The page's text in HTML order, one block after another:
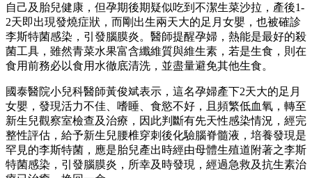
自己及胎兒健康，但孕期後期疑似吃到不潔生菜沙拉，產後1-
2天即出現發燒症狀，而剛出生兩天大的足月女嬰，也被確診
李斯特菌感染，引發腦膜炎。醫師提醒孕婦，熱能是最好的殺
菌工具，雖然青菜水果富含纖維質與維生素，若是生食，則在
食用前務必以食用水徹底清洗，並盡量避免其他生食。
國泰醫院小兒科醫師黃俊斌表示，這名孕婦產下2天大的足月
女嬰，發現活力不佳、嗜睡、食慾不好，且頻繁低血氧，轉至
新生兒觀察室檢查及治療，因此判斷有先天性感染情況，經完
整性評估，給予新生兒腰椎穿刺後化驗腦脊髓液，培養發現是
罕見的李斯特菌，應是胎兒產出時經由母體生殖道附著之李斯
特菌感染，引發腦膜炎，所幸及時發現，經過急救及抗生素治